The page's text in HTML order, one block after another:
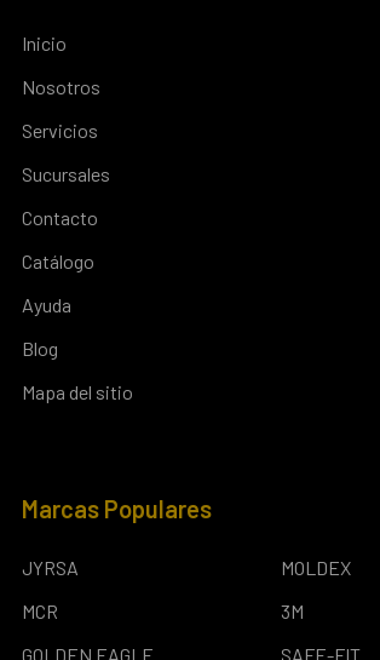
Inicio
Nosotros
Servicios
Sucursales
Contacto
Catálogo
Ayuda
Blog
Mapa del sitio
Marcas Populares
JYRSA
MCR
GOLDEN EAGLE
MOLDEX
3M
SAFE-FIT